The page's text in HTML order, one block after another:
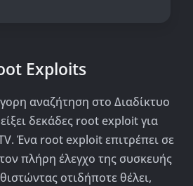
Exploits
αναζήτηση στο Διαδίκτυο
δεκάδες root exploit για
Ένα root exploit επιτρέπει σε
πλήρη έλεγχο της συσκευής
οτιδήποτε θέλει,